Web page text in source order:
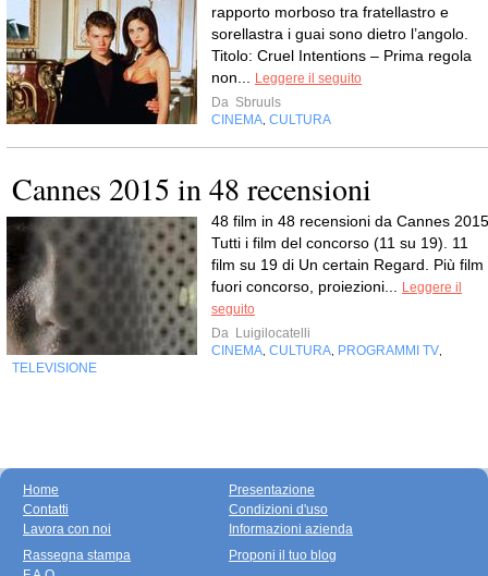
rapporto morboso tra fratellastro e
sorellastra i guai sono dietro l’angolo.
Titolo: Cruel Intentions – Prima regola
non...
Leggere il seguito
Da Sbruuls
CINEMA CULTURA
Cannes 2015 in 48 recensioni
48 film in 48 recensioni da Cannes
Tutti i film del concorso (11 su 19). 11
film su 19 di Un certain Regard. Più film
fuori concorso, proiezioni...
Leggere il
seguito
Da Luigilocatelli
CINEMA CULTURA PROGRAMMI TV
TELEVISIONE
Home
Contatti
Lavora con noi
Presentazione
Condizioni d'uso
Informazioni azienda
Rassegna stampa
Proponi il tuo blog